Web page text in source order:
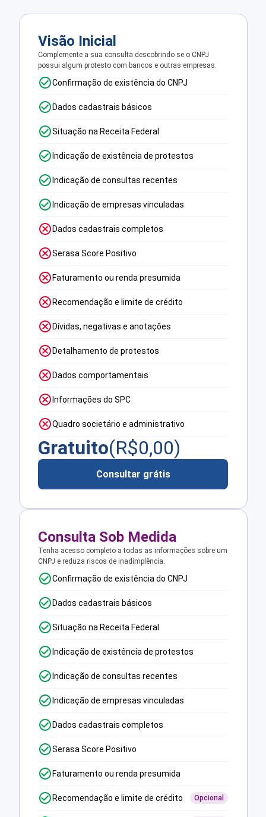
Visão Inicial
Complemente a sua consulta descobrindo se o CNPJ
possui algum protesto com bancos e outras empresas.
Confirmação de existência do CNPJ
Dados cadastrais básicos
Situação na Receita Federal
Indicação de existência de protestos
Indicação de consultas recentes
Indicação de empresas vinculadas
Dados cadastrais completos
Serasa Score Positivo
Faturamento ou renda presumida
Recomendação e limite de crédito
Dívidas, negativas e anotações
Detalhamento de protestos
Dados comportamentais
Informações do SPC
Quadro societário e administrativo
Gratuito(R$0,00)
Consultar grátis
Consulta Sob Medida
Tenha acesso completo a todas as informações sobre um
CNPJ e reduza riscos de inadimplência.
Confirmação de existência do CNPJ
Dados cadastrais básicos
Situação na Receita Federal
Indicação de existência de protestos
Indicação de consultas recentes
Indicação de empresas vinculadas
Dados cadastrais completos
Serasa Score Positivo
Faturamento ou renda presumida
Recomendação e limite de crédito Opcional